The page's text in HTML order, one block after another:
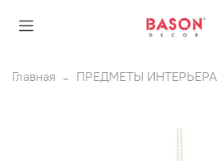
Главная ПРЕДМЕТЫ ИНТЕРЬЕРА